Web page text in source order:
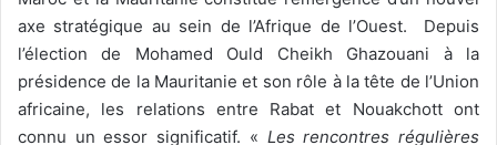
axe stratégique au sein de l’Afrique de l’Ouest. Depuis
l’élection de Mohamed Ould Cheikh Ghazouani à la
présidence de la Mauritanie et son rôle à la tête de l’Union
africaine, les relations entre Rabat et Nouakchott ont
connu un essor significatif. « Les rencontres régulières